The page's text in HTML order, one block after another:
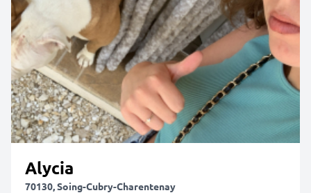
Alycia
70130, Soing-Cubry-Charentenay